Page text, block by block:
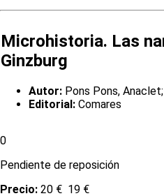
Microhistoria. Las
Ginzburg
Autor: Pons Pons,
Editorial: Comares
0
Pendiente de reposición
Precio: 20 € 19 €